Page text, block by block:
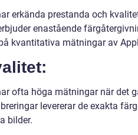
erkända prestanda och
enastående
kvantitativa mätningar av
ofta höga mätningar när det
levererar de exakta
bilder.